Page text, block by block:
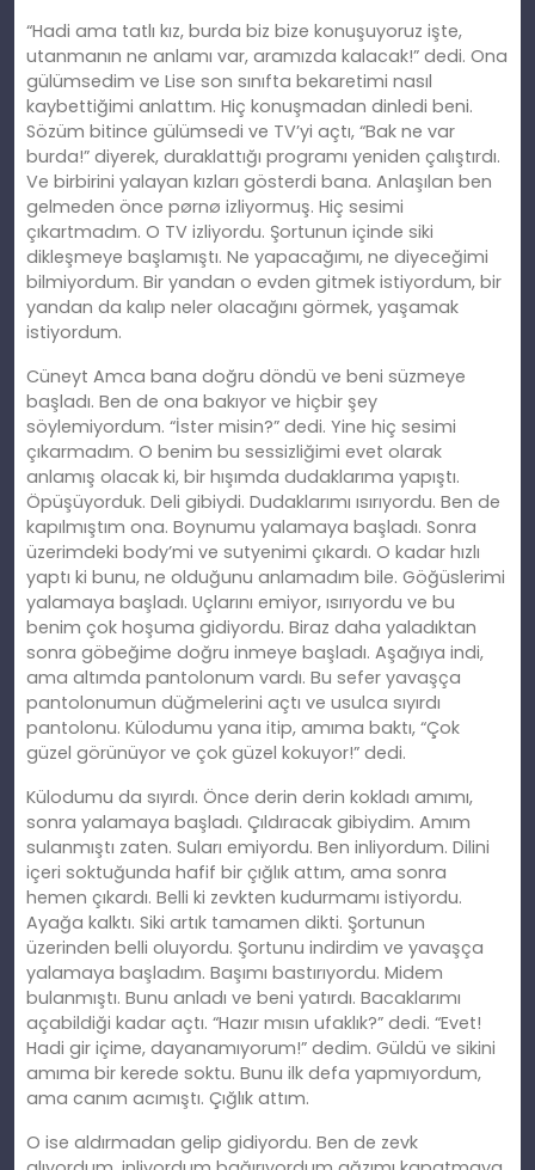
“Hadi ama tatlı kız, burda biz bize konuşuyoruz işte,
utanmanın ne anlamı var, aramızda kalacak!” dedi. Ona
gülümsedim ve Lise son sınıfta bekaretimi nasıl
kaybettiğimi anlattım. Hiç konuşmadan dinledi beni.
Sözüm bitince gülümsedi ve TV’yi açtı, “Bak ne var
burda!” diyerek, duraklattığı programı yeniden çalıştırdı.
Ve birbirini yalayan kızları gösterdi bana. Anlaşılan ben
gelmeden önce pørnø izliyormuş. Hiç sesimi
çıkartmadım. O TV izliyordu. Şortunun içinde siki
dikleşmeye başlamıştı. Ne yapacağımı, ne diyeceğimi
bilmiyordum. Bir yandan o evden gitmek istiyordum, bir
yandan da kalıp neler olacağını görmek, yaşamak
istiyordum.
Cüneyt Amca bana doğru döndü ve beni süzmeye
başladı. Ben de ona bakıyor ve hiçbir şey
söylemiyordum. “İster misin?” dedi. Yine hiç sesimi
çıkarmadım. O benim bu sessizliğimi evet olarak
anlamış olacak ki, bir hışımda dudaklarıma yapıştı.
Öpüşüyorduk. Deli gibiydi. Dudaklarımı ısırıyordu. Ben de
kapılmıştım ona. Boynumu yalamaya başladı. Sonra
üzerimdeki body’mi ve sutyenimi çıkardı. O kadar hızlı
yaptı ki bunu, ne olduğunu anlamadım bile. Göğüslerimi
yalamaya başladı. Uçlarını emiyor, ısırıyordu ve bu
benim çok hoşuma gidiyordu. Biraz daha yaladıktan
sonra göbeğime doğru inmeye başladı. Aşağıya indi,
ama altımda pantolonum vardı. Bu sefer yavaşça
pantolonumun düğmelerini açtı ve usulca sıyırdı
pantolonu. Külodumu yana itip, amıma baktı, “Çok
güzel görünüyor ve çok güzel kokuyor!” dedi.
Külodumu da sıyırdı. Önce derin derin kokladı amımı,
sonra yalamaya başladı. Çıldıracak gibiydim. Amım
sulanmıştı zaten. Suları emiyordu. Ben inliyordum. Dilini
içeri soktuğunda hafif bir çığlık attım, ama sonra
hemen çıkardı. Belli ki zevkten kudurmamı istiyordu.
Ayağa kalktı. Siki artık tamamen dikti. Şortunun
üzerinden belli oluyordu. Şortunu indirdim ve yavaşça
yalamaya başladım. Başımı bastırıyordu. Midem
bulanmıştı. Bunu anladı ve beni yatırdı. Bacaklarımı
açabildiği kadar açtı. “Hazır mısın ufaklık?” dedi. “Evet!
Hadi gir içime, dayanamıyorum!” dedim. Güldü ve sikini
amıma bir kerede soktu. Bunu ilk defa yapmıyordum,
ama canım acımıştı. Çığlık attım.
O ise aldırmadan gelip gidiyordu. Ben de zevk